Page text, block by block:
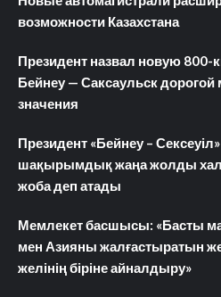
возможности Казахстана
Президент назвал новую 800-
Бейнеу — Саксаульск
значения
Президент «Бейнеу –
шақырымдық жаңа жолды
жоба деп атады
Мемлекет басшысы: «Басты
мен Азияны жалғастыратын
желінің біріне айналдыру»